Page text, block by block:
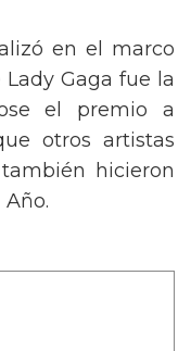
en el marco
Gaga fue la
el premio a
otros artistas
hicieron